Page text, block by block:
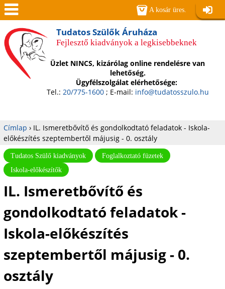
Jump to navigation
Tudatos Szülők Áruháza
Fejlesztő kiadványok a legkisebbeknek
Üzlet NINCS, kizárólag online rendelésre van
lehetőség.
Ügyfélszolgálat elérhetősége:
Tel.: 20/775-1600; E-mail: info@tudatosszulo.hu
Jelenlegi
hely
Címlap › IL. Ismeretbővítő és gondolkodtató feladatok - Iskola-
előkészítés szeptembertől májusig - 0. osztály
Tudatos Szülő kiadványok
Foglalkoztató füzetek
Iskola-előkészítők
IL. Ismeretbővítő és
gondolkodtató feladatok -
Iskola-előkészítés
szeptembertől májusig - 0.
osztály
A kosár üres.
Men
ü